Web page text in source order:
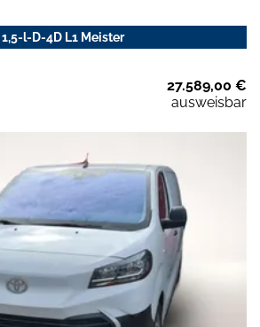
l-D-4D L1 Meister
27.589,00 €
ausweisbar